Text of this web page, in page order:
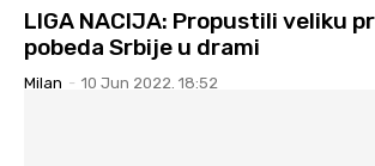
LIGA NACIJA: Propustili veliku
pobeda Srbije u drami
Milan - 10 Jun 2022. 18:52